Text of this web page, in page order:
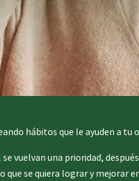
hábitos que le ayuden a
vuelvan una prioridad,
se quiera lograr y mejorar